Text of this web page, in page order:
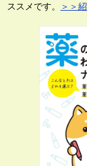
ススメです。
＞＞